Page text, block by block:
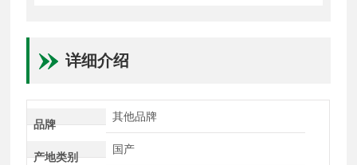
详细介绍
品牌
其他品牌
产地类别
国产